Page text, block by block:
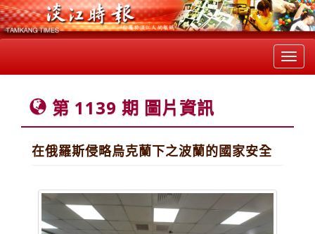
第 1139 期 圖片資訊
在俄羅斯侵略烏克蘭下之波蘭的國家安全